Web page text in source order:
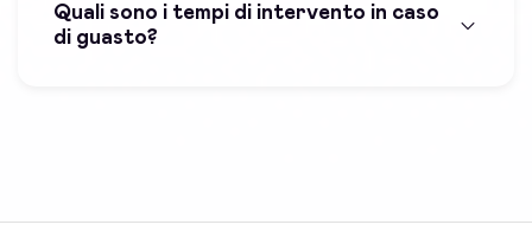
Quali sono i tempi di intervento in caso
di guasto?